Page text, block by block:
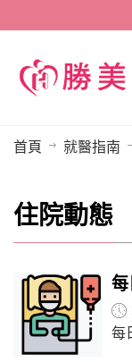
首頁 就醫指南
住院動態
每